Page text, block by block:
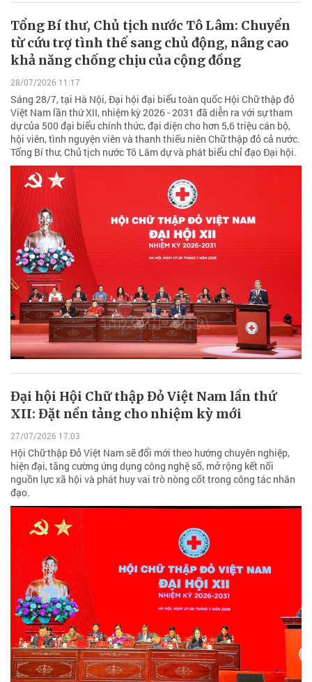
Tổng Bí thư, Chủ tịch nước Tô Lâm: Chuyển
từ cứu trợ tình thế sang chủ động, nâng cao
khả năng chống chịu của cộng đồng
28/07/2026 11:17
Sáng 28/7, tại Hà Nội, Đại hội đại biểu toàn quốc Hội Chữ thập đỏ
Việt Nam lần thứ XII, nhiệm kỳ 2026 - 2031 đã diễn ra với sự tham
dự của 500 đại biểu chính thức, đại diện cho hơn 5,6 triệu cán bộ,
hội viên, tình nguyện viên và thanh thiếu niên Chữ thập đỏ cả nước.
Tổng Bí thư, Chủ tịch nước Tô Lâm dự và phát biểu chỉ đạo Đại hội.
Đại hội Hội Chữ thập Đỏ Việt Nam lần thứ
XII: Đặt nền tảng cho nhiệm kỳ mới
27/07/2026 17:03
Hội Chữ thập Đỏ Việt Nam sẽ đổi mới theo hướng chuyên nghiệp,
hiện đại, tăng cường ứng dụng công nghệ số, mở rộng kết nối
nguồn lực xã hội và phát huy vai trò nòng cốt trong công tác nhân
đạo.